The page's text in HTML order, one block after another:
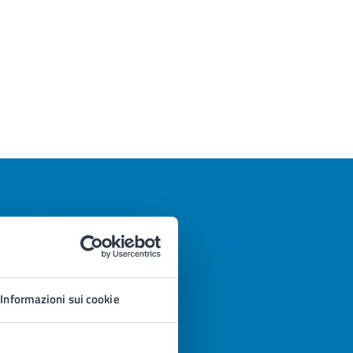
Informazioni sui cookie